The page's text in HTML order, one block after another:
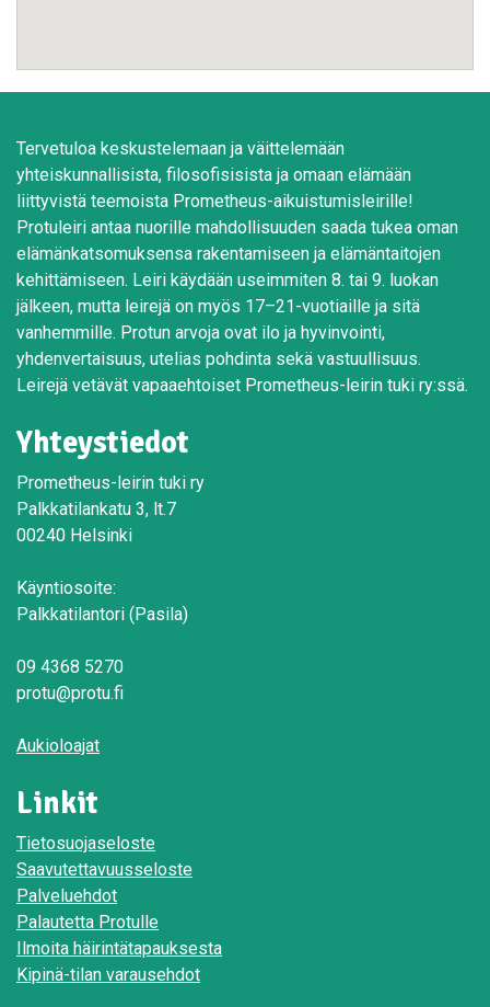
Tervetuloa keskustelemaan ja väittelemään
yhteiskunnallisista, filosofisisista ja omaan elämään
liittyvistä teemoista Prometheus-aikuistumisleirille!
Protuleiri antaa nuorille mahdollisuuden saada tukea oman
elämänkatsomuksensa rakentamiseen ja elämäntaitojen
kehittämiseen. Leiri käydään useimmiten 8. tai 9. luokan
jälkeen, mutta leirejä on myös 17–21-vuotiaille ja sitä
vanhemmille. Protun arvoja ovat ilo ja hyvinvointi,
yhdenvertaisuus, utelias pohdinta sekä vastuullisuus.
Leirejä vetävät vapaaehtoiset Prometheus-leirin tuki ry:ssä.
Yhteystiedot
Prometheus-leirin tuki ry
Palkkatilankatu 3, lt.7
00240 Helsinki
Käyntiosoite:
Palkkatilantori (Pasila)
09 4368 5270
protu@protu.fi
Aukioloajat
Linkit
Tietosuojaseloste
Saavutettavuusseloste
Palveluehdot
Palautetta Protulle
Ilmoita häirintätapauksesta
Kipinä-tilan varausehdot